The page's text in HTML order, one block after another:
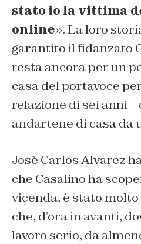
stato io la vittima
online». La loro
garantito il fidanzato
resta ancora per un
casa del portavoce
relazione di sei anni –
andartene di casa da
Josè Carlos Alvarez
che Casalino ha
vicenda, è stato
che, d’ora in avanti,
lavoro serio, da